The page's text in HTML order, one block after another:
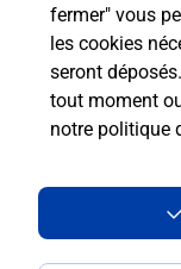
fermer" vous
les cookies
seront
tout moment
notre politique
Localiser Liste
Accessibilité :
Conditions